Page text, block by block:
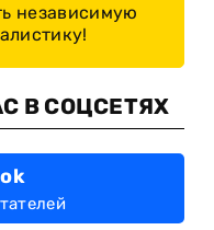
независимую
В СОЦСЕТЯХ